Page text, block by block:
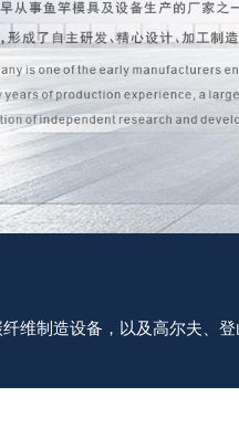
维制造设备，以及高尔夫、